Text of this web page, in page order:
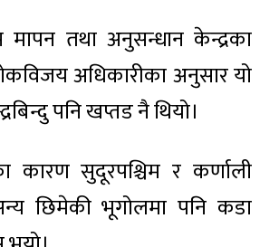
मापन तथा अनुसन्धान केन्द्रका
अधिकारीका अनुसार यो
पनि खप्तड नै थियो।
सुदूरपश्चिम र कर्णाली
छिमेकी भूगोलमा पनि कडा